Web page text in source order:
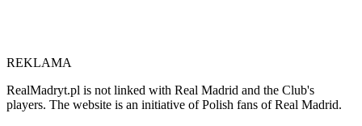
REKLAMA
RealMadryt.pl is not linked with Real Madrid and the Club's
players. The website is an initiative of Polish fans of Real Madrid.